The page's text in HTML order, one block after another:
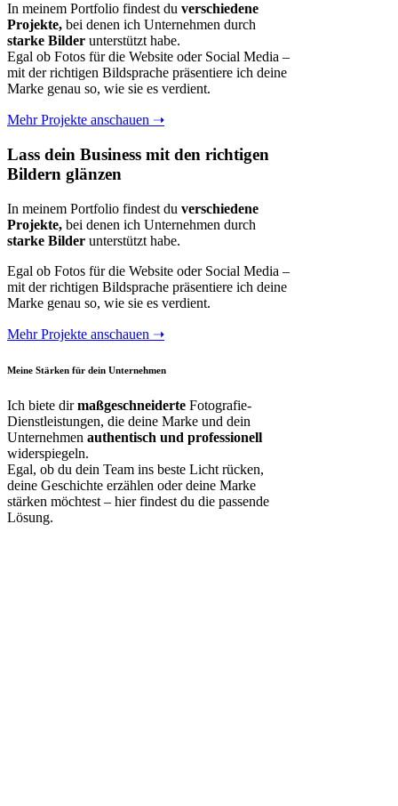
In meinem Portfolio findest du verschiedene
Projekte, bei denen ich Unternehmen durch
starke Bilder unterstützt habe.
Egal ob Fotos für die Website oder Social Media –
mit der richtigen Bildsprache präsentiere ich deine
Marke genau so, wie sie es verdient.
Mehr Projekte anschauen ➝
Lass dein Business mit den richtigen
Bildern glänzen
In meinem Portfolio findest du verschiedene
Projekte, bei denen ich Unternehmen durch
starke Bilder unterstützt habe.
Egal ob Fotos für die Website oder Social Media –
mit der richtigen Bildsprache präsentiere ich deine
Marke genau so, wie sie es verdient.
Mehr Projekte anschauen ➝
Meine Stärken für dein Unternehmen
Ich biete dirmaßgeschneiderte Fotografie-
Dienstleistungen, die deine Marke und dein
Unternehmen authentisch und professionell
widerspiegeln.
Egal, ob du dein Team ins beste Licht rücken,
deine Geschichte erzählen oder deine Marke
stärken möchtest – hier findest du die passende
Lösung.